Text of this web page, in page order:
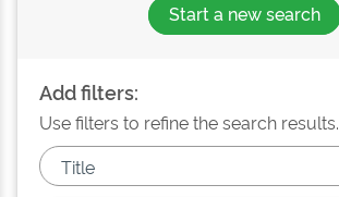
Start a new search
Add filters:
Use filters to refine the search results.